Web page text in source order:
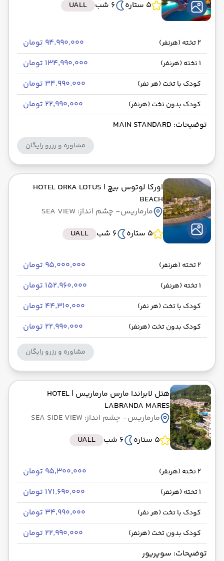
5 ستاره 6 شب UALL
2 تخته (هرنفر) ۹۴٬۹۹۰٬۰۰۰ تومان
1 تخته (هرنفر) ۱۳۴٬۹۹۰٬۰۰۰ تومان
کودک با تخت (هر نفر) ۳۴٬۹۹۰٬۰۰۰ تومان
کودک بدون تخت (هرنفر)
۲۲٬۹۹۰٬۰۰۰ تومان
توضیحات: MAIN STANDARD
مشاوره و رزرو رایگان
اورکا لوتوس بیچ | HOTEL ORKA LOTUS
BEACH
مارماریس- چشم انداز: SEA VIEW
5 ستاره
6 شب UALL
2 تخته (هرنفر) ۹۵٬۰۰۰٬۰۰۰ تومان
1 تخته (هرنفر) ۱۵۲٬۹۶۰٬۰۰۰ تومان
کودک با تخت (هر نفر) ۴۴٬۳۱۰٬۰۰۰ تومان
کودک بدون تخت (هرنفر) ۲۲٬۹۹۰٬۰۰۰ تومان
مشاوره و رزرو رایگان
هتل لابراندا مارس مارماریس | HOTEL
LABRANDA MARES
مارماریس- چشم انداز: SEA SIDE VIEW
5 ستاره
6 شب UALL
2 تخته (هرنفر) ۹۵٬۳۰۰٬۰۰۰ تومان
1 تخته (هرنفر) ۱۷۱٬۶۹۰٬۰۰۰ تومان
کودک با تخت (هر نفر) ۳۴٬۹۹۰٬۰۰۰ تومان
کودک بدون تخت (هرنفر)
۲۲٬۹۹۰٬۰۰۰ تومان
توضیحات: سوپریور